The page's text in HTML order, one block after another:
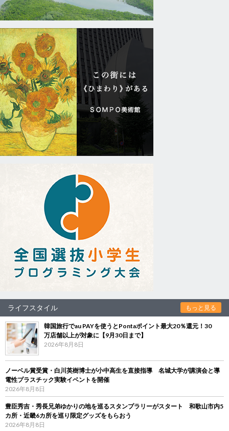
ライフスタイル もっと見る
韓国旅行でau PAYを使うとPontaポイント最大20％還元！30
万店舗以上が対象に【9月30日まで】
2026年8月8日
ノーベル賞受賞・白川英樹博士が小中高生を直接指導 名城大学が講演会と導
電性プラスチック実験イベントを開催
2026年8月8日
豊臣秀吉・秀長兄弟ゆかりの地を巡るスタンプラリーがスタート 和歌山市内5
カ所・近畿6カ所を巡り限定グッズをもらおう
2026年8月8日